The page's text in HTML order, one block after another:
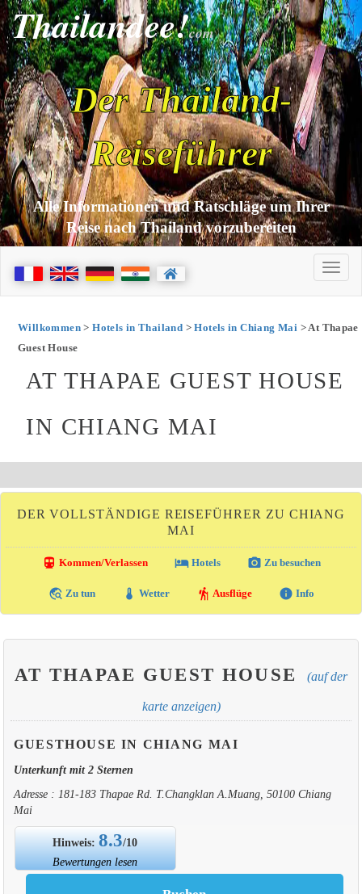
Thailandee!com
Der Thailand-
Reiseführer
Alle Informationen und Ratschläge um Ihrer
Reise nach Thailand vorzubereiten
Willkommen>Hotels in Thailand >Hotels in Chiang Mai > At Thapae
Guest House
AT THAPAE GUEST HOUSE
IN CHIANG MAI
DER VOLLSTÄNDIGE REISEFÜHRER ZU CHIANG
MAI
directions_transit Kommen/Verlassen local_hotelHotels photo_camera Zu besuchen
travel_explore Zu tun thermostat Wetter hiking Ausflüge info Info
AT THAPAE GUEST HOUSE (auf der
karte anzeigen)
GUESTHOUSE IN CHIANG MAI
Unterkunft mit 2 Sternen
Adresse : 181-183 Thapae Rd. T.Changklan A.Muang, 50100 Chiang
Mai
Hinweis:8.3/10
Bewertungen lesen